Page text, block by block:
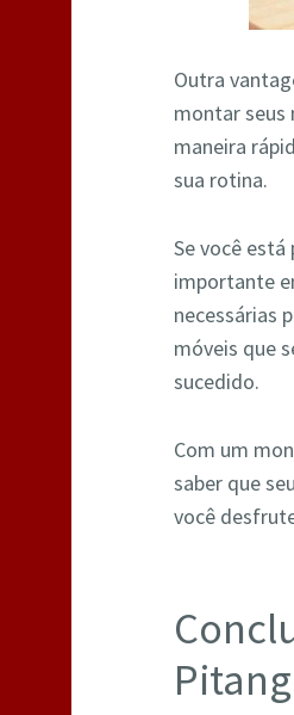
Outra
montar seus
maneira
sua rotina.
Se você
importante
necessárias
móveis que
sucedido.
Com um
saber que
você